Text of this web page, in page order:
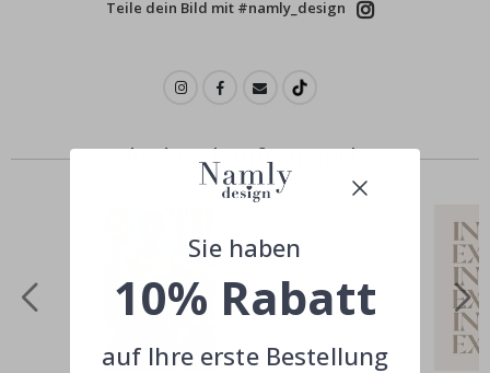
Teile dein Bild mit #namly_design
Andere kauften auch
Sie haben
10% Rabatt
auf Ihre erste Bestellung